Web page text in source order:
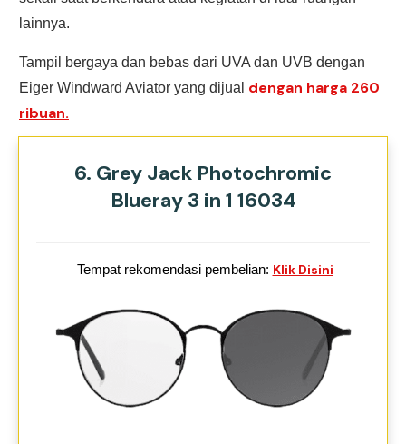
lainnya.
Tampil bergaya dan bebas dari UVA dan UVB dengan
Eiger Windward Aviator yang dijual dengan harga 260
ribuan.
6. Grey Jack Photochromic
Blueray 3 in 1 16034
Tempat rekomendasi pembelian: Klik Disini